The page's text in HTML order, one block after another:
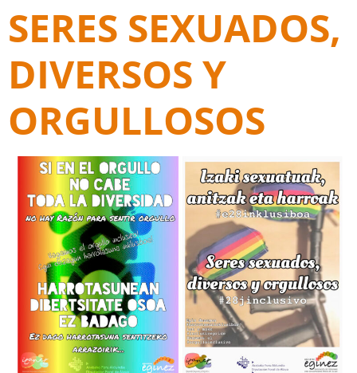
SERES SEXUADOS,
DIVERSOS Y
ORGULLOSOS